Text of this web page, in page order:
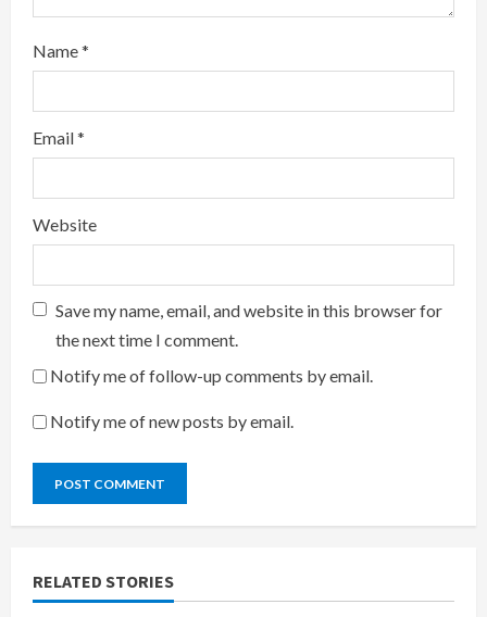
Name*
Email*
Website
Save my name, email, and website in this browser for
the next time I comment.
Notify me of follow-up comments by email.
Notify me of new posts by email.
RELATED STORIES